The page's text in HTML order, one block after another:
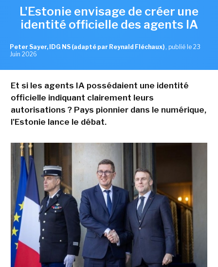
L'Estonie envisage de créer une
identité officielle des agents IA
Peter Sayer, IDG NS (adapté par Reynald Fléchaux) , publié le 23
Juin 2026
Et si les agents IA possédaient une identité
officielle indiquant clairement leurs
autorisations ? Pays pionnier dans le numérique,
l'Estonie lance le débat.